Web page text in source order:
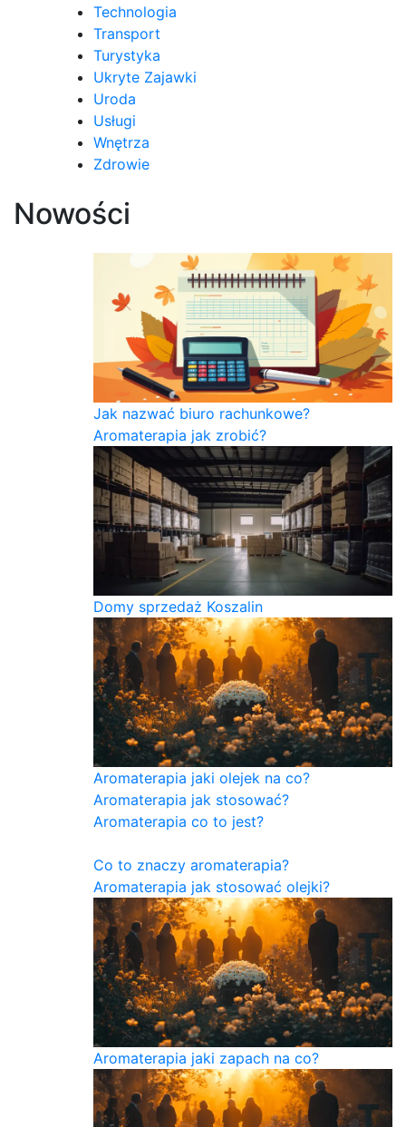
Technologia
Transport
Turystyka
Ukryte Zajawki
Uroda
Usługi
Wnętrza
Zdrowie
Nowości
Jak nazwać biuro rachunkowe?
Aromaterapia jak zrobić?
Domy sprzedaż Koszalin
Aromaterapia jaki olejek na co?
Aromaterapia jak stosować?
Aromaterapia co to jest?
Co to znaczy aromaterapia?
Aromaterapia jak stosować olejki?
Aromaterapia jaki zapach na co?